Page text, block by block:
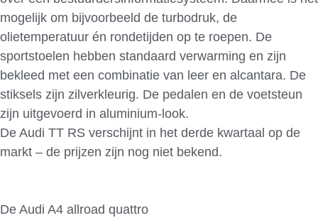
mogelijk om bijvoorbeeld de turbodruk, de
olietemperatuur én rondetijden op te roepen. De
sportstoelen hebben standaard verwarming en zijn
bekleed met een combinatie van leer en alcantara. De
stiksels zijn zilverkleurig. De pedalen en de voetsteun
zijn uitgevoerd in aluminium-look.
De Audi TT RS verschijnt in het derde kwartaal op de
markt – de prijzen zijn nog niet bekend.
De Audi A4 allroad quattro